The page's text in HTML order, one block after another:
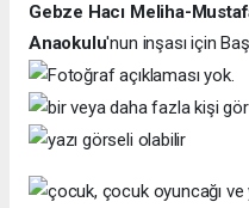
Gebze Hacı Meliha-
Anaokulu'nun inşası için